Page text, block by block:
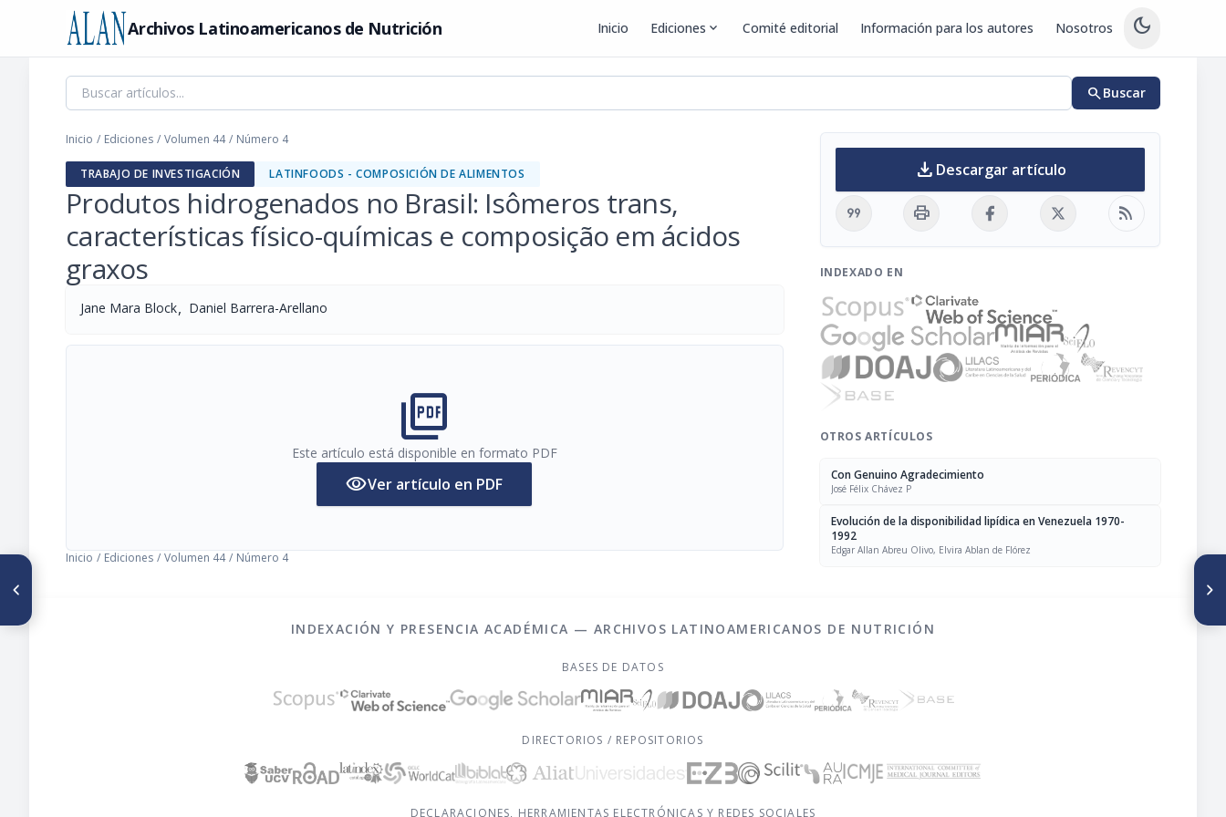
Archivos Latinoamericanos de Nutrición Inicio Ediciones expand_more Comité editorial Información para los autores Nosotros dark_mode
searchBuscar
Inicio / Ediciones / Volumen 44 / Número 4
TRABAJO DE INVESTIGACIÓN LATINFOODS - COMPOSICIÓN DE ALIMENTOS
Produtos hidrogenados no Brasil: Isômeros trans,
características físico-químicas e composição em ácidos
graxos
Jane Mara Block, Daniel Barrera-Arellano
picture_as_pdf
Este artículo está disponible en formato PDF
visibilityVer artículo en PDF
Inicio / Ediciones / Volumen 44 / Número 4
download Descargar artículo
format_quote print rss_feed
INDEXADO EN
OTROS ARTÍCULOS
Con Genuino Agradecimiento
José Félix Chávez P
Evolución de la disponibilidad lipídica en Venezuela 1970-
1992
Edgar Allan Abreu Olivo, Elvira Ablan de Flórez
INDEXACIÓN Y PRESENCIA ACADÉMICA — ARCHIVOS LATINOAMERICANOS DE NUTRICIÓN
BASES DE DATOS
DIRECTORIOS / REPOSITORIOS
DECLARACIONES, HERRAMIENTAS ELECTRÓNICAS Y REDES SOCIALES